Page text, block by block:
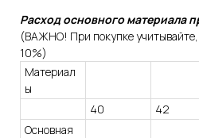
Расход основного материала
(ВАЖНО! При покупке учитывайте,
10%)
Материал
ы
40
42
Основная